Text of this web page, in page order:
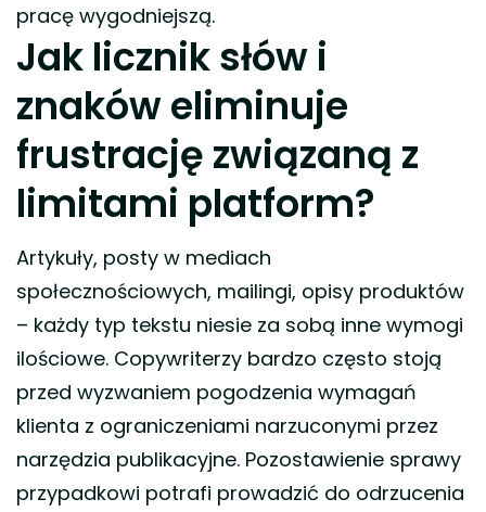
pracę wygodniejszą.
Jak licznik słów i
znaków eliminuje
frustrację związaną z
limitami platform?
Artykuły, posty w mediach
społecznościowych, mailingi, opisy produktów
– każdy typ tekstu niesie za sobą inne wymogi
ilościowe. Copywriterzy bardzo często stoją
przed wyzwaniem pogodzenia wymagań
klienta z ograniczeniami narzuconymi przez
narzędzia publikacyjne. Pozostawienie sprawy
przypadkowi potrafi prowadzić do odrzucenia